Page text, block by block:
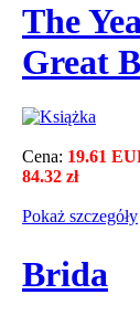
The
Great
Cena: 19.61
84.32 zł
Pokaż szczegόły
Brida